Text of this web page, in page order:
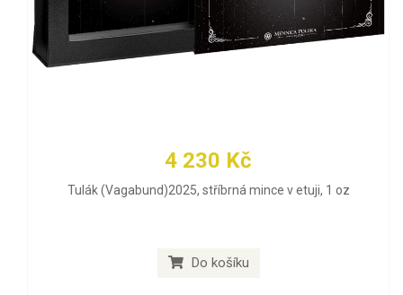
4 230 Kč
Tulák (Vagabund)2025, stříbrná mince v etuji, 1 oz
Do košíku